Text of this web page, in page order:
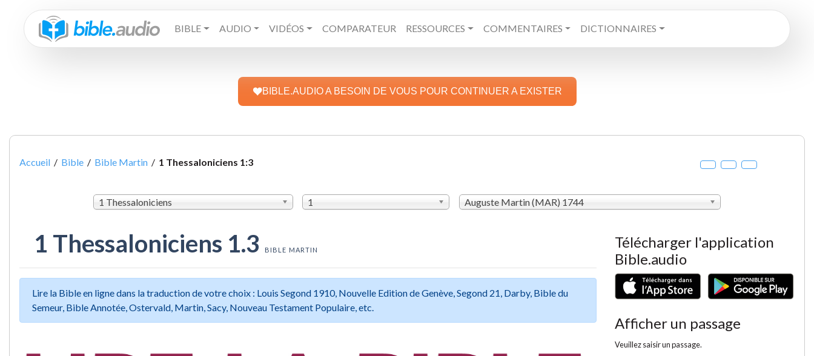
BIBLE AUDIO VIDÉOS COMPARATEUR RESSOURCES COMMENTAIRES DICTIONNAIRES
BIBLE.AUDIO A BESOIN DE VOUS POUR CONTINUER A EXISTER
Accueil / Bible / Bible Martin / 1 Thessaloniciens 1:3
1 Thessaloniciens 1 Auguste Martin (MAR) 1744
1 Thessaloniciens 1.3 BIBLE MARTIN
Lire la Bible en ligne dans la traduction de votre choix : Louis Segond 1910, Nouvelle Edition de Genève, Segond 21, Darby, Bible du
Semeur, Bible Annotée, Ostervald, Martin, Sacy, Nouveau Testament Populaire, etc.
Télécharger l'application
Bible.audio
Afficher un passage
Veuillez saisir un passage.